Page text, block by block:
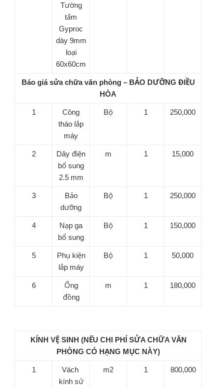
Tường
tấm
Gyproc
dày 9mm
loại
60x60cm
Báo giá sửa chữa văn phòng – BẢO DƯỠNG ĐIỀU
HÒA
1
Công
tháo lắp
máy
Bộ 1 250,000
2
Dây điện
bổ sung
2.5 mm
m 1 15,000
3
Bảo
dưỡng
Bộ 1 250,000
4
Nạp ga
bổ sung
Bộ 1 150,000
5
Phụ kiện
lắp máy
Bộ 1 50,000
6
Ống
đồng
m 1 180,000
KÍNH VỆ SINH (NẾU CHI PHÍ SỬA CHỮA VĂN
PHÒNG CÓ HẠNG MỤC NÀY)
1
Vách
kính sử
m2 1 800,000